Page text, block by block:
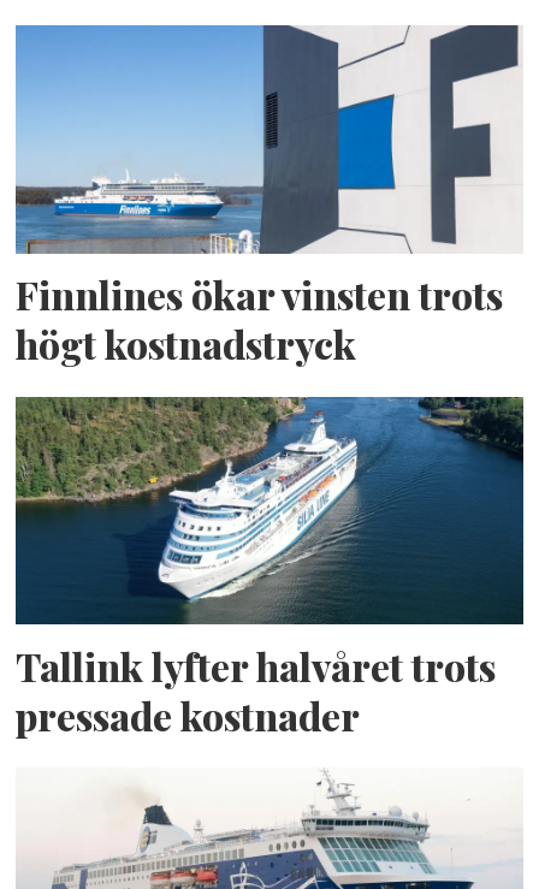
Finnlines ökar vinsten trots
högt kostnadstryck
Tallink lyfter halvåret trots
pressade kostnader